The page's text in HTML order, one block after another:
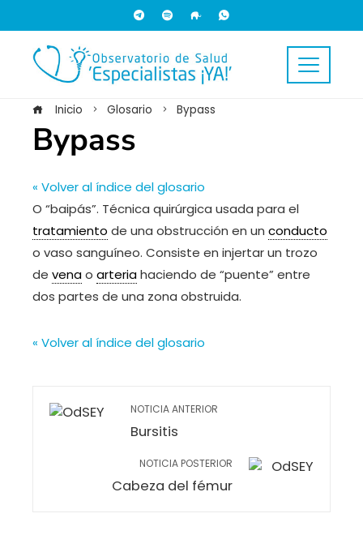
Inicio Glosario Bypass
Bypass
« Volver al índice del glosario
O “baipás”. Técnica quirúrgica usada para el
tratamiento de una obstrucción en un conducto
o vaso sanguíneo. Consiste en injertar un trozo
de venao arteriahaciendo de “puente” entre
dos partes de una zona obstruida.
« Volver al índice del glosario
NOTICIA ANTERIOR
Bursitis
NOTICIA POSTERIOR
Cabeza del fémur